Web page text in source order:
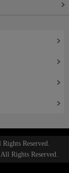
Reserved.
Rights Reserved.